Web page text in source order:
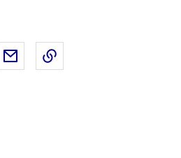
X (anciennement Twitter)
sur LinkedIn
Partager par email